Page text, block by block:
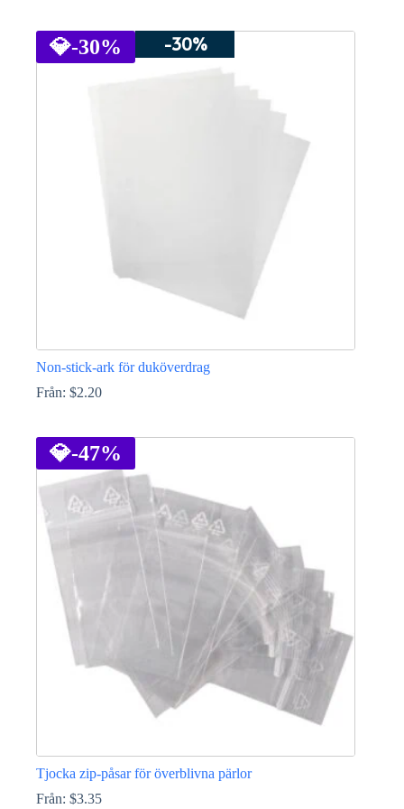
produkten
har
💎-30% -30%
Non-stick-ark för duköverdrag
Från: $2.20
produkten
har
flera
varianter.
olika
alternativen
kan
väljas
produktsidan
💎-47%
Tjocka zip-påsar för överblivna pärlor
Från: $3.35